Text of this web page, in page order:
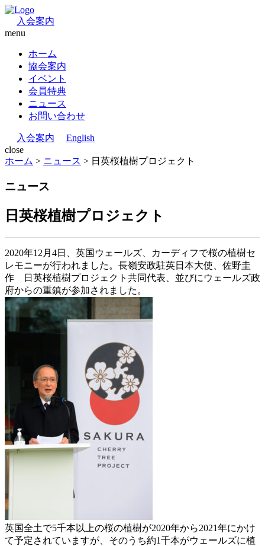
入会案内
menu
ホーム
協会案内
イベント
会員特典
ニュース
お問い合わせ
入会案内
English
close
ホーム > ニュース > 日英桜植樹プロジェクト
ニュース
日英桜植樹プロジェクト
2020年12月4日、英国ウェールズ、カーディフで桜の植樹セ
レモニーが行われました。長嶺安政駐英日本大使、佐野圭
作 日英桜植樹プロジェクト共同代表、並びにウェールズ政
府からの重鎮が参加されました。
英国全土で5千本以上の桜の植樹が2020年から2021年にかけ
て予定されていますが、そのうち約1千本がウェールズに植